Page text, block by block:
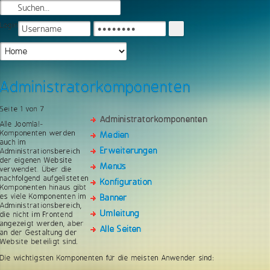
Login
Administratorkomponenten
Administratorkomponenten
Medien
Erweiterungen
Menüs
Konfiguration
Banner
Umleitung
Alle Seiten
Seite 1 von 7
Alle Joomla!-
Komponenten werden
auch im
Administrationsbereich
der eigenen Website
verwendet. Über die
nachfolgend aufgelisteten
Komponenten hinaus gibt
es viele Komponenten im
Administrationsbereich,
die nicht im Frontend
angezeigt werden, aber
an der Gestaltung der
Website beteiligt sind.
Die wichtigsten Komponenten für die meisten Anwender sind: